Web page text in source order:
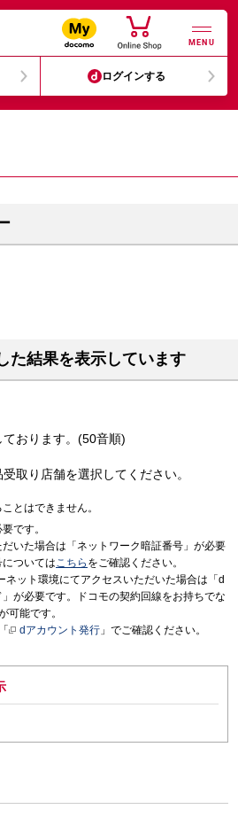
MENU
ログインする
た結果を表示しています
おります。(50音順)
取り店舗を選択してください。
とはできません。
です。
いた場合は「ネットワーク暗証番号」が必要
ついてはこちら をご確認ください。
ネット環境にてアクセスいただいた場合は「d
が必要です。ドコモの契約回線をお持ちでな
可能です。
dアカウント発行 」でご確認ください。